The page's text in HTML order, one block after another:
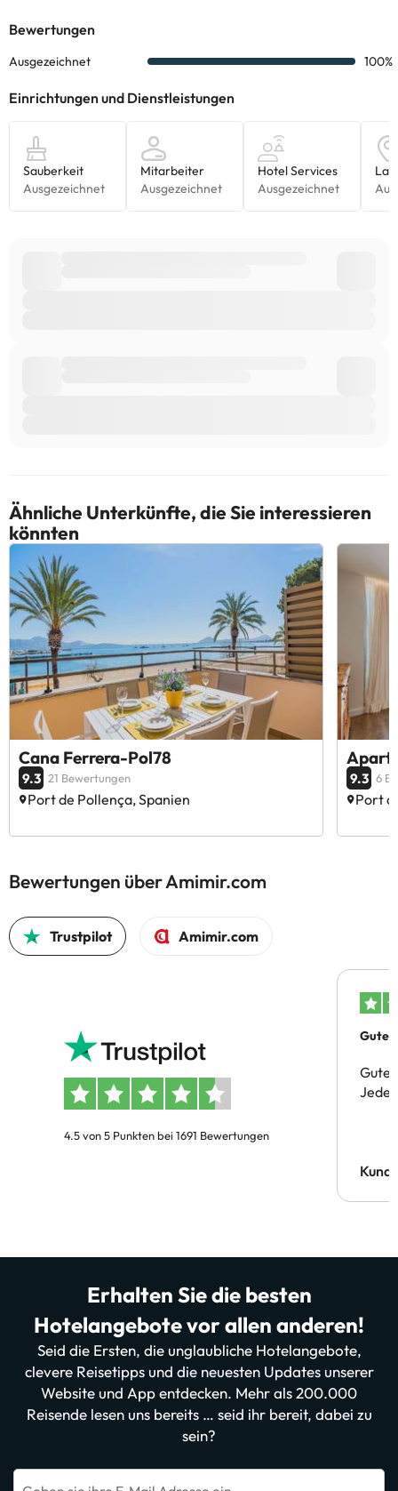
Einige der aufgeführten Leistungen können kostenpflichtig sein.
erfragen. Alle Informationen auf dieser Seite können von der
Unterkunft geändert werden. Wenn ihr Fragen habt, kontaktiert
uns.
Ähnliche Unterkünfte, die Sie interessieren
könnten
Cana Ferrera-Pol78
9.3 21 Bewertungen
Port de Pollença, Spanien
9.3 6
Port
Bewertungen über Amimir.com
Trustpilot Amimir.com
4.5 von 5 Punkten bei 1691 Bewertungen
Gutes
Gute
Erhalten Sie die besten
Hotelangebote vor allen anderen!
Seid die Ersten, die unglaubliche Hotelangebote,
clevere Reisetipps und die neuesten Updates unserer
Website und App entdecken. Mehr als 200.000
Reisende lesen uns bereits … seid ihr bereit, dabei zu
sein?